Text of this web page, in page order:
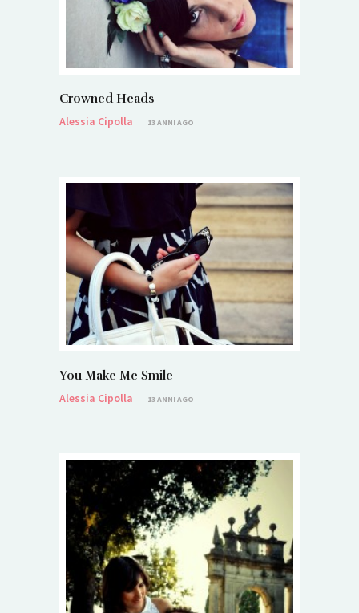
Crowned Heads
Alessia Cipolla
13 ANNI AGO
You Make Me Smile
Alessia Cipolla
13 ANNI AGO